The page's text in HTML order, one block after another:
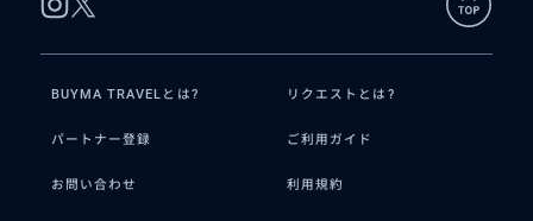
BUYMA TRAVELとは? リクエストとは?
パートナー登録 ご利用ガイド
お問い合わせ 利用規約